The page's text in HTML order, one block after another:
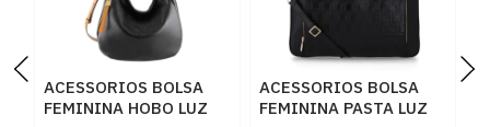
ACESSORIOS BOLSA
FEMININA HOBO LUZ
ACESSORIOS BOLSA
FEMININA PASTA LUZ